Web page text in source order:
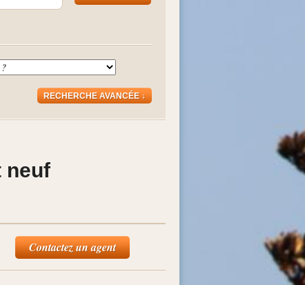
RECHERCHE AVANCÉE ↓
neuf
Contactez un agent